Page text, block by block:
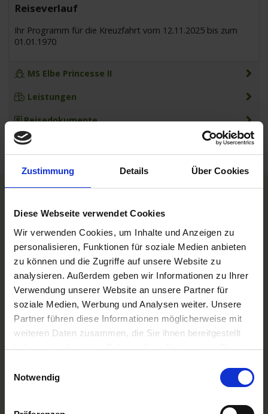
Zustimmung Details Über Cookies
Diese Webseite verwendet Cookies
Wir verwenden Cookies, um Inhalte und Anzeigen zu
personalisieren, Funktionen für soziale Medien anbieten
zu können und die Zugriffe auf unsere Website zu
analysieren. Außerdem geben wir Informationen zu Ihrer
Verwendung unserer Website an unsere Partner für
soziale Medien, Werbung und Analysen weiter. Unsere
Partner führen diese Informationen möglicherweise mit
weiteren Daten zusammen, die Sie ihnen bereitgestellt
haben oder die sie im Rahmen Ihrer Nutzung der Dienste
Notwendig
Reiseverlauf
Ihr Programm für die Kreuzfahrt vom 12.11.2025 bis zum
01.01.1970
MS Elbe Princesse II
Leistungen
Reisedokumente
A-ROSA Flussschiff GmbH
Nicko Cruises Flussreisen
PLANTOURS Kreuzfahrten
AMADEUS Flusskreuzfahrten
1AVista Flussreisen
TOP Reiseziele
Flussreisen Deutschland
Flussreise Osteuropa
Asien Flusskreuzfahrten
Nilkreuzfahrt
MS Alina